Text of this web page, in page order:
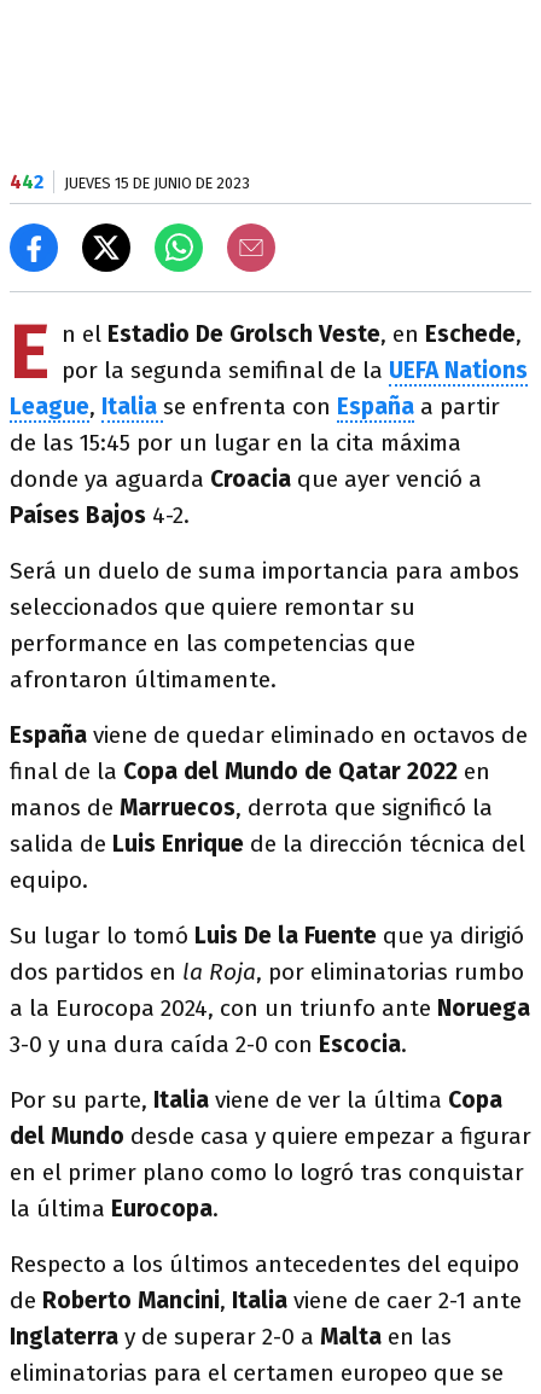
442 JUEVES 15 DE JUNIO DE 2023
E n el Estadio De Grolsch Veste, en Eschede,
por la segunda semifinal de la UEFA Nations
League, Italia se enfrenta con España a partir
de las 15:45 por un lugar en la cita máxima
donde ya aguarda Croacia que ayer venció a
Países Bajos 4-2.
Será un duelo de suma importancia para ambos
seleccionados que quiere remontar su
performance en las competencias que
afrontaron últimamente.
España viene de quedar eliminado en octavos de
final de la Copa del Mundo de Qatar 2022 en
manos de Marruecos, derrota que significó la
salida de Luis Enrique de la dirección técnica del
equipo.
Su lugar lo tomó Luis De la Fuente que ya dirigió
dos partidos en la Roja, por eliminatorias rumbo
a la Eurocopa 2024, con un triunfo ante Noruega
3-0 y una dura caída 2-0 con Escocia.
Por su parte, Italia viene de ver la última Copa
del Mundo desde casa y quiere empezar a figurar
en el primer plano como lo logró tras conquistar
la última Eurocopa.
Respecto a los últimos antecedentes del equipo
de Roberto Mancini, Italia viene de caer 2-1 ante
Inglaterra y de superar 2-0 a Malta en las
eliminatorias para el certamen europeo que se